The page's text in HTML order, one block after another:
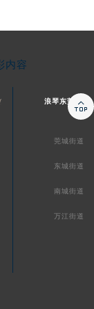
内容
浪琴东莞市区
莞城街道
东城街道
南城街道
万江街道
